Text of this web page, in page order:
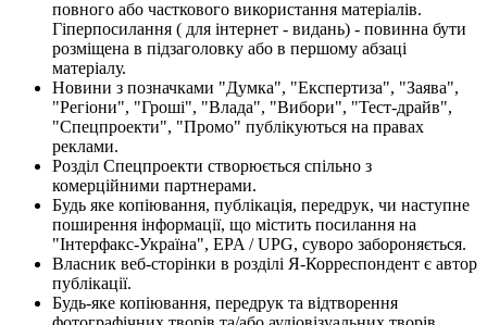
повного або часткового використання матеріалів.
Гіперпосилання ( для інтернет - видань) - повинна бути
розміщена в підзаголовку або в першому абзаці
матеріалу.
Новини з позначками "Думка", "Експертиза", "Заява",
"Регіони", "Гроші", "Влада", "Вибори", "Тест-драйв",
"Спецпроекти", "Промо" публікуються на правах
реклами.
Розділ Спецпроекти створюється спільно з
комерційними партнерами.
Будь яке копіювання, публікація, передрук, чи наступне
поширення інформації, що містить посилання на
"Інтерфакс-Україна", EPA / UPG, суворо забороняється.
Власник веб-сторінки в розділі Я-Корреспондент є автор
публікації.
Будь-яке копіювання, передрук та відтворення